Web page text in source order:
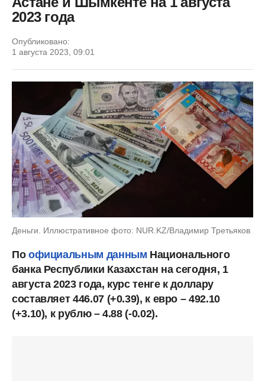
2023 года
Опубликовано:
1 августа 2023, 09:01
Деньги. Иллюстративное фото: NUR.KZ/Владимир Третьяков
По официальным данным Национального
банка Республики Казахстан на сегодня, 1
августа 2023 года, курс тенге к доллару
составляет 446.07 (+0.39), к евро – 492.10
(+3.10), к рублю – 4.88 (-0.02).